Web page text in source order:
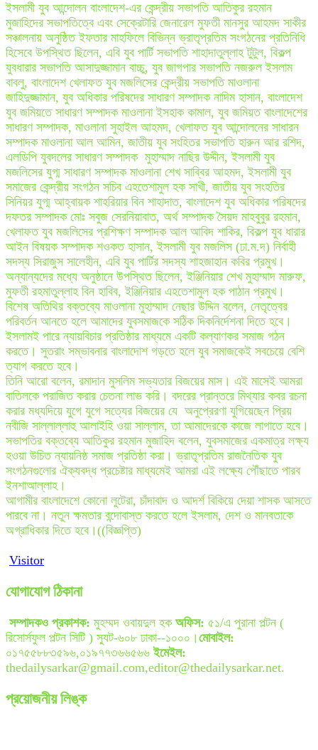
ইসলামী যুব আন্দোলন বাংলাদেশ-এর কেন্দ্রীয় সভাপতি আতিকুর রহমান
মুজাহিদের সভাপতিত্বে এবং সেক্রেটারি জেনারেল মুফতী মানসুর আহমদ সাকীর
সঞ্চালনায় অনুষ্ঠিত ইফতার মাহফিলে বিভিন্ন ভ্রাতৃপ্রতিম সংগঠনের প্রতিনিধি
হিসেবে উপস্থিত ছিলেন, এবি যুব পার্টি সভাপতি শাহাদাতুল্লাহ টুটুল, বিকল্প
যুবধারার সভাপতি আসাদুজ্জামান বাচ্চু, যুব জাগপার সভাপতি নজরুল ইসলাম
বাবলু, বাংলাদেশ খেলাফত যুব মজলিসের কেন্দ্রীয় সভাপতি মাওলানা
জাহিদুজ্জামান, যুব অধিকার পরিষদের সাধারণ সম্পাদক নাদিম হাসান, বাংলাদেশ
যুব জমিয়তে সাধারণ সম্পাদক মাওলানা ইসহাক কামাল, যুব জমিয়ত বাংলাদেশের
সাধারণ সম্পাদক, মাওলানা সুহাইল আহমদ, খেলাফত যুব আন্দোলনের সাধারন
সম্পাদক মাওলানা আল আমিন, জাতীয় যুব সংহিতর সভাপতি হারুন আর রশিদ,
এলডিপি যুবদলের সাধারণ সম্পাদক মুহাম্মাদ নাছির উদ্দীন, ইসলামী যুব
মজলিসের যুগ্ম সাধারণ সম্পাদক মাওলানা শেখ সাব্বির আহমদ, ইসলামী যুব
সমাজের কেন্দ্রীয় সংগঠন সচিব এহতেশামুল হক সাখী, জাতীয় যুব সংহতির
সিনিয়র যুগ্ম আহ্বায়ক শাহরিয়ার বিন শাহাদাত, বাংলাদেশ যুব অধিকার পরিষদের
দফতর সম্পাদক মোঃ সবুজ সেরনিয়াবাত, অর্থ সম্পাদক সৈয়দ মাহবুবুর রহমান,
খেলাফত যুব মজলিসের প্রশিক্ষণ সম্পাদক আল আবিদ শাকির, বিকল্প যুব ধারার
আইন বিষয়ক সম্পাদক শওকত হাসান, ইসলামী যুব মজলিস (ঢা.ম.দ) নির্বাহী
সদস্য সিরাজুস সালেহীন, এবি যুব পার্টির সদস্য শাহজাহান কবির প্রমুখ।
অন্যান্যদের মধ্যে অনুষ্ঠানে উপস্থিত ছিলেন, ইঞ্জিনিয়ার শেখ মুহাম্মাদ মারুফ,
মুফতী রহমাতুল্লাহ বিন হাবিব, ইঞ্জিনিয়ার এহতেশামুল হক পাঠান প্রমুখ।
বিশেষ অতিথির বক্তব্যে মাওলানা মুহাম্মাদ নেছার উদ্দিন বলেন, নেতৃত্বের
পরিবর্তন আনতে হলে আমাদের যুবসমাজকে সঠিক দিকনির্দেশনা দিতে হবে।
ইসলামই পারে ন্যায়বিচার প্রতিষ্ঠার মাধ্যমে একটি কল্যাণকর সমাজ গঠন
করতে। সুতরাং সম্ভাবনার বাংলাদোশ গড়তে হলে যুব সমাজকেই সবচেয়ে বেশি
ত্যাগ করতে হবে।
তিনি আরো বলেন, রমাদান মুসলিম সভ্যতার বিজয়ের মাস। এই মাসেই আমরা
বাতিলকে পরাজিত করার চেতনা লাভ করি। বদরের প্রান্তরে মিথ্যার কবর রচনা
করার মধ্যদিয়ে যুগে যুগে সত্যের বিজয়ের যে অনুপ্রেরণা যুগিয়েছেন প্রিয়
নবীজি সাল্লাল্লাহু আলাইহি ওয়া সাল্লাম, তা আমাদেরকে কাজে লাগাতে হবে।
সভাপতির বক্তব্যে আতিকুর রহমান মুজাহিদ বলেন, যুবসমাজের একমাত্র লক্ষ্য
হওয়া উচিত ন্যায়নিষ্ঠ সমাজ প্রতিষ্ঠা করা। ভ্রাতৃপ্রতিম রাজনৈতিক যুব
সংগঠনগুলোর ঐক্যবদ্ধ প্রচেষ্টার মাধ্যমেই আমরা এই লক্ষ্যে পৌঁছাতে পারব
ইনশাআল্লাহ।
আগামীর বাংলাদেশে কোনো লুটেরা, চাঁদাবাদ ও আদর্শ বিকিয়ে দেয়া শাসক আসতে
পারবে না। নতুন ক্ষমতার বন্দোবাস্ত করতে হলে ইসলাম, দেশ ও মানবতাকে
অগ্রাধিকার দিতে হবে।((বিজ্ঞপ্তি)
Visitor
যোগাযোগ ঠিকানা
সম্পাদকও প্রকাশক: মুহম্মদ ওবায়দুল হক অফিস: ৫১/এ পুরানা পল্টন (
রিসোর্সফুল পল্টন সিটি ) স্যুট-৬০৮ ঢাকা--১০০০। মোবাইল:
০১৭৫৫৮৮৩৫৯৬,০১৯৭৭৩৬৬৫৬৬ ইমেইল:
thedailysarkar@gmail.com,editor@thedailysarkar.net.
প্রয়োজনীয় লিঙ্ক